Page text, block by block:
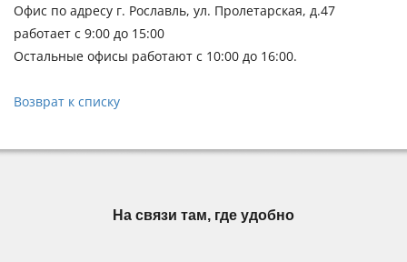
Офис по адресу г. Рославль, ул. Пролетарская, д.47
работает с 9:00 до 15:00
Остальные офисы работают с 10:00 до 16:00.
Возврат к списку
На связи там, где удобно